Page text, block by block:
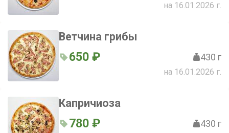
на 16.01.2026 г.
Ветчина грибы
650 ₽ 430 г
на 16.01.2026 г.
Капричиоза
780 ₽ 430 г